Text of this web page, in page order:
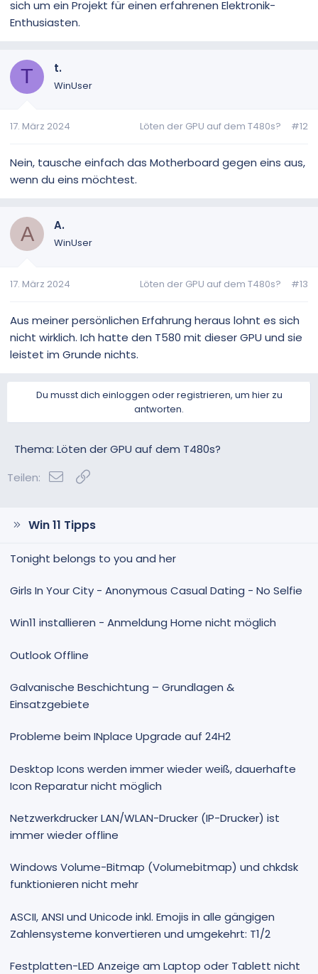
sich um ein Projekt für einen erfahrenen Elektronik-
Enthusiasten.
T t.
WinUser
17. März 2024 Löten der GPU auf dem T480s? #12
Nein, tausche einfach das Motherboard gegen eins aus,
wenn du eins möchtest.
A A.
WinUser
17. März 2024 Löten der GPU auf dem T480s? #13
Aus meiner persönlichen Erfahrung heraus lohnt es sich
nicht wirklich. Ich hatte den T580 mit dieser GPU und sie
leistet im Grunde nichts.
Du musst dich einloggen oder registrieren, um hier zu
antworten.
Thema: Löten der GPU auf dem T480s?
Teilen:
E-Mail
Win 11 Tipps
Tonight belongs to you and her
Girls In Your City - Anonymous Casual Dating - No Selfie
Win11 installieren - Anmeldung Home nicht möglich
Outlook Offline
Galvanische Beschichtung – Grundlagen &
Einsatzgebiete
Probleme beim INplace Upgrade auf 24H2
Desktop Icons werden immer wieder weiß, dauerhafte
Icon Reparatur nicht möglich
Netzwerkdrucker LAN/WLAN-Drucker (IP-Drucker) ist
immer wieder offline
Windows Volume-Bitmap (Volumebitmap) und chkdsk
funktionieren nicht mehr
ASCII, ANSI und Unicode inkl. Emojis in alle gängigen
Zahlensysteme konvertieren und umgekehrt: T1/2
Festplatten-LED Anzeige am Laptop oder Tablett nicht